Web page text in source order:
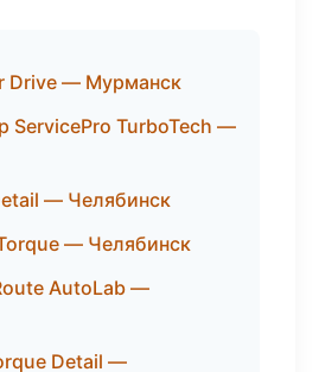
Drive — Мурманск
ServicePro TurboTech —
— Челябинск
— Челябинск
AutoLab —
Detail —